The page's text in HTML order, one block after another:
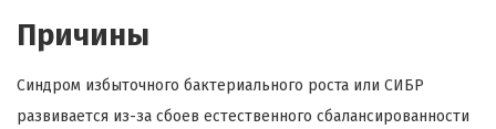
Причины
Синдром избыточного бактериального роста или СИБР
развивается из-за сбоев естественного сбалансированности